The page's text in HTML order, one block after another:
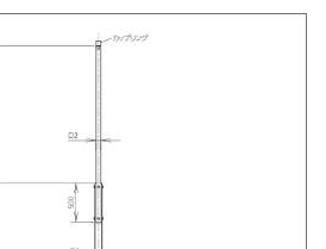
個人データの共同利用について